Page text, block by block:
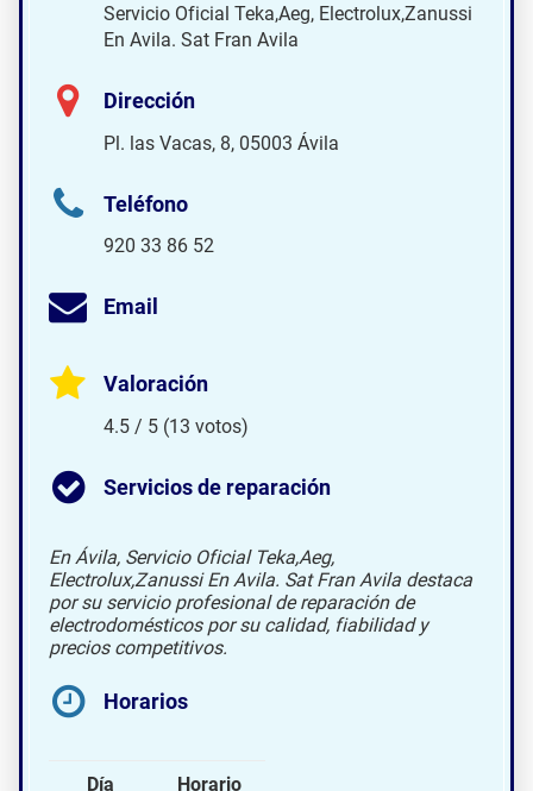
Servicio Oficial Teka,Aeg, Electrolux,Zanussi
En Avila. Sat Fran Avila
Dirección
Pl. las Vacas, 8, 05003 Ávila
Teléfono
920 33 86 52
Email
Valoración
4.5 / 5 (13 votos)
Servicios de reparación
En Ávila‎, Servicio Oficial Teka,Aeg,
Electrolux,Zanussi En Avila. Sat Fran Avila destaca
por su servicio profesional de reparación de
electrodomésticos por su calidad, fiabilidad y
precios competitivos.
Horarios
Día Horario